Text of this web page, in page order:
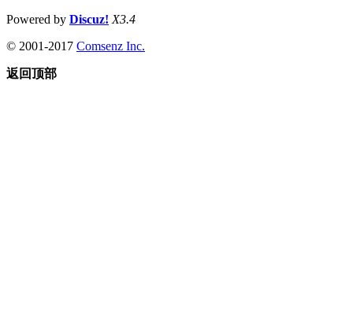
Powered by Discuz! X3.4
© 2001-2017 Comsenz Inc.
返回顶部